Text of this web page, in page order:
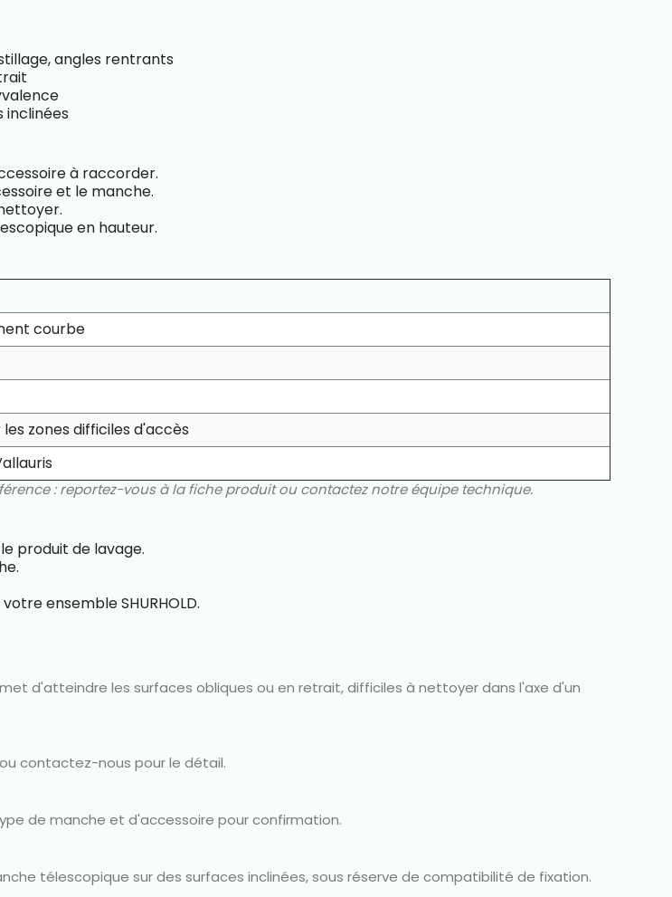
angles rentrants
inclinées
à raccorder.
et le manche.
en hauteur.
courbe
zones difficiles d'accès
: reportez-vous à la fiche produit ou contactez notre équipe technique.
produit de lavage.
ensemble SHURHOLD.
d'atteindre les surfaces obliques ou en retrait, difficiles à nettoyer dans l'axe d'un
contactez-nous pour le détail.
de manche et d'accessoire pour confirmation.
télescopique sur des surfaces inclinées, sous réserve de compatibilité de fixation.